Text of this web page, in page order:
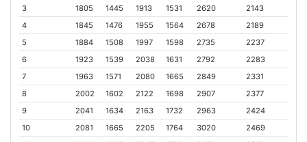
3
1805 1445 1913 1531 2620
2143
4
1845 1476 1955 1564 2678
2189
5
1884 1508 1997 1598 2735
2237
6
1923 1539 2038 1631 2792
2283
7
1963 1571 2080 1665 2849
2331
8
2002 1602 2122 1698 2907
2377
9
2041 1634 2163 1732 2963
2424
10
2081 1665 2205 1764 3020
2469